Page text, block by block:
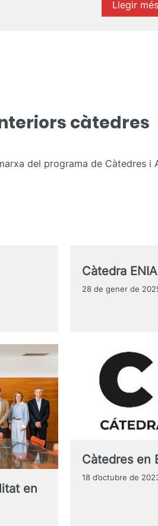
Llegir més
càtedres
del programa de Càtedres
Càtedra
28 de gener de
en
Càtedres en
18 d’octubre de